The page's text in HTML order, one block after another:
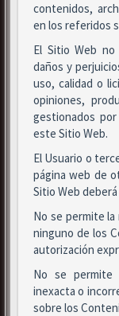
contenidos,
en los referidos
El Sitio Web no
daños y
uso, calidad o
opiniones,
gestionados
este Sitio Web.
El Usuario o
página web de
Sitio Web
No se permite
ninguno de los
autorización
No se permite
inexacta o
sobre los